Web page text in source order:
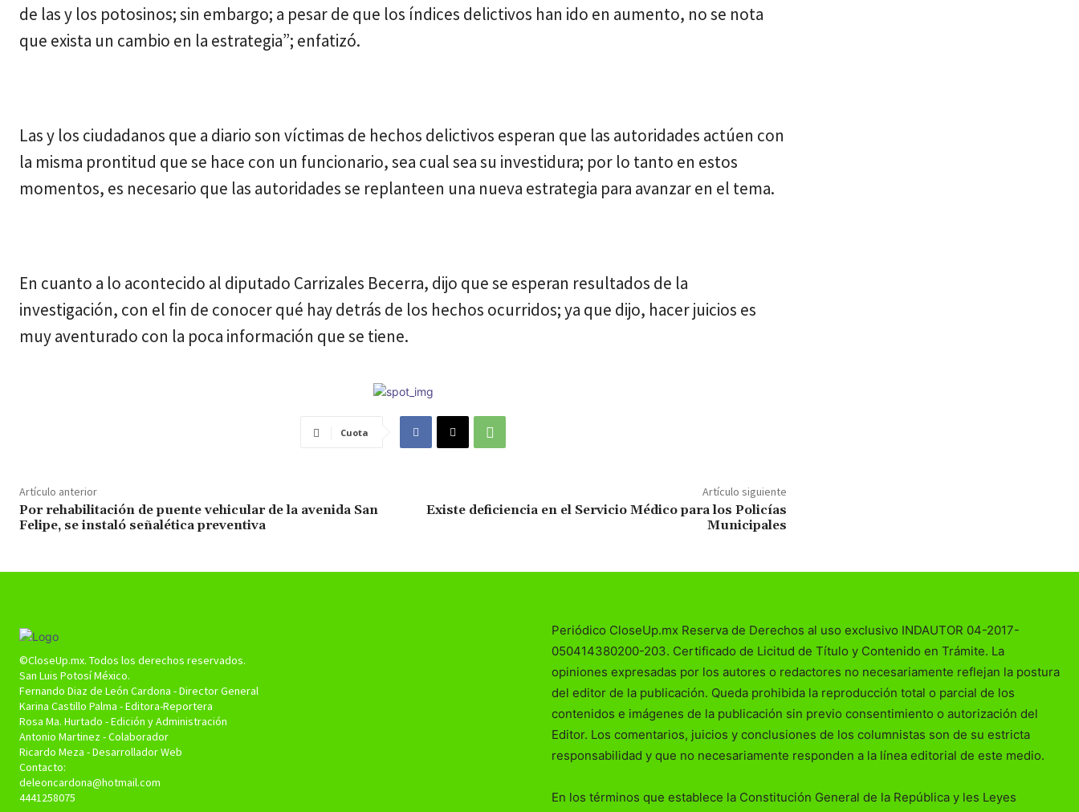
de las y los potosinos; sin embargo; a pesar de que los índices delictivos han ido en aumento, no se nota
que exista un cambio en la estrategia”; enfatizó.
Las y los ciudadanos que a diario son víctimas de hechos delictivos esperan que las autoridades actúen con
la misma prontitud que se hace con un funcionario, sea cual sea su investidura; por lo tanto en estos
momentos, es necesario que las autoridades se replanteen una nueva estrategia para avanzar en el tema.
En cuanto a lo acontecido al diputado Carrizales Becerra, dijo que se esperan resultados de la
investigación, con el fin de conocer qué hay detrás de los hechos ocurridos; ya que dijo, hacer juicios es
muy aventurado con la poca información que se tiene.
Cuota
Artículo anterior
Por rehabilitación de puente vehicular de la avenida San
Felipe, se instaló señalética preventiva
Artículo siguiente
Existe deficiencia en el Servicio Médico para los Policías
Municipales
©CloseUp.mx. Todos los derechos reservados.
San Luis Potosí México.
Fernando Diaz de León Cardona - Director General
Karina Castillo Palma - Editora-Reportera
Rosa Ma. Hurtado - Edición y Administración
Antonio Martinez - Colaborador
Ricardo Meza - Desarrollador Web
Contacto:
deleoncardona@hotmail.com
4441258075
Periódico CloseUp.mx Reserva de Derechos al uso exclusivo INDAUTOR 04-2017-
050414380200-203. Certificado de Licitud de Título y Contenido en Trámite. La
opiniones expresadas por los autores o redactores no necesariamente reflejan la postura
del editor de la publicación. Queda prohibida la reproducción total o parcial de los
contenidos e imágenes de la publicación sin previo consentimiento o autorización del
Editor. Los comentarios, juicios y conclusiones de los columnistas son de su estricta
responsabilidad y que no necesariamente responden a la línea editorial de este medio.
En los términos que establece la Constitución General de la República y les Leyes